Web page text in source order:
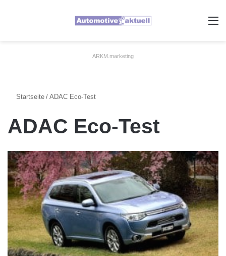
ARKM.marketing
Startseite / ADAC Eco-Test
ADAC Eco-Test